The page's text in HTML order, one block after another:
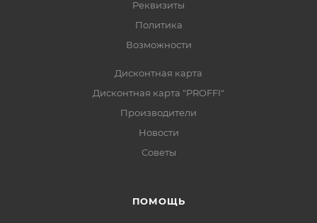
Реквизиты
Политика
Возможности
Дисконтная карта
Дисконтная карта "PROFFI"
Производители
Новости
Советы
ПОМОЩЬ